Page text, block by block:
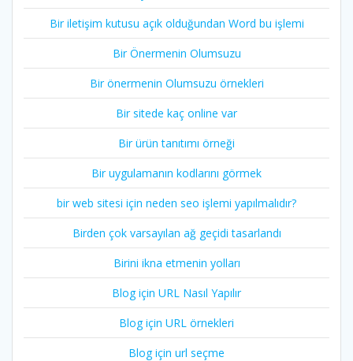
Bir iletişim kutusu açık olduğundan Word bu işlemi
Bir Önermenin Olumsuzu
Bir önermenin Olumsuzu örnekleri
Bir sitede kaç online var
Bir ürün tanıtımı örneği
Bir uygulamanın kodlarını görmek
bir web sitesi için neden seo işlemi yapılmalıdır?
Birden çok varsayılan ağ geçidi tasarlandı
Birini ikna etmenin yolları
Blog için URL Nasıl Yapılır
Blog için URL örnekleri
Blog için url seçme